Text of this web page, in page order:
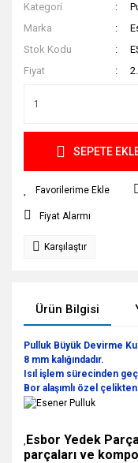
Kategori
Marka
Stok Kodu
Fiyat
SEPETE
Fiyat Alarmı
Karşılaştır
Ürün Bilgisi
Pulluk Büyük Devirme
8 mm kalığındadır.
Isıl işlem sürecinden
Bor alaşımlı özel
,Esbor Yedek
parçaları ve